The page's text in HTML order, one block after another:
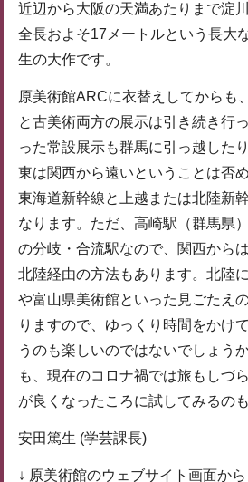
近辺から大阪の天満あたりまで淀
全長およそ17メートルという長大
生の大作です。
原美術館ARCに衣替えしてからも
と古美術両方の展示は引き続き行
った常設展示も群馬に引っ越した
東は関西から遠いということは否
東海道新幹線と上越または北陸新
なります。ただ、高崎駅（群馬県
の分岐・合流駅なので、関西から
北陸経由の方法もあります。北陸
や富山県美術館といった見ごたえ
りますので、ゆっくり時間をかけ
うのも楽しいのではないでしょう
も、現在のコロナ禍では旅もしづ
が良くなったころに試してみるの
安田篤生 (学芸課長)
↓ 原美術館のウェブサイト画面から